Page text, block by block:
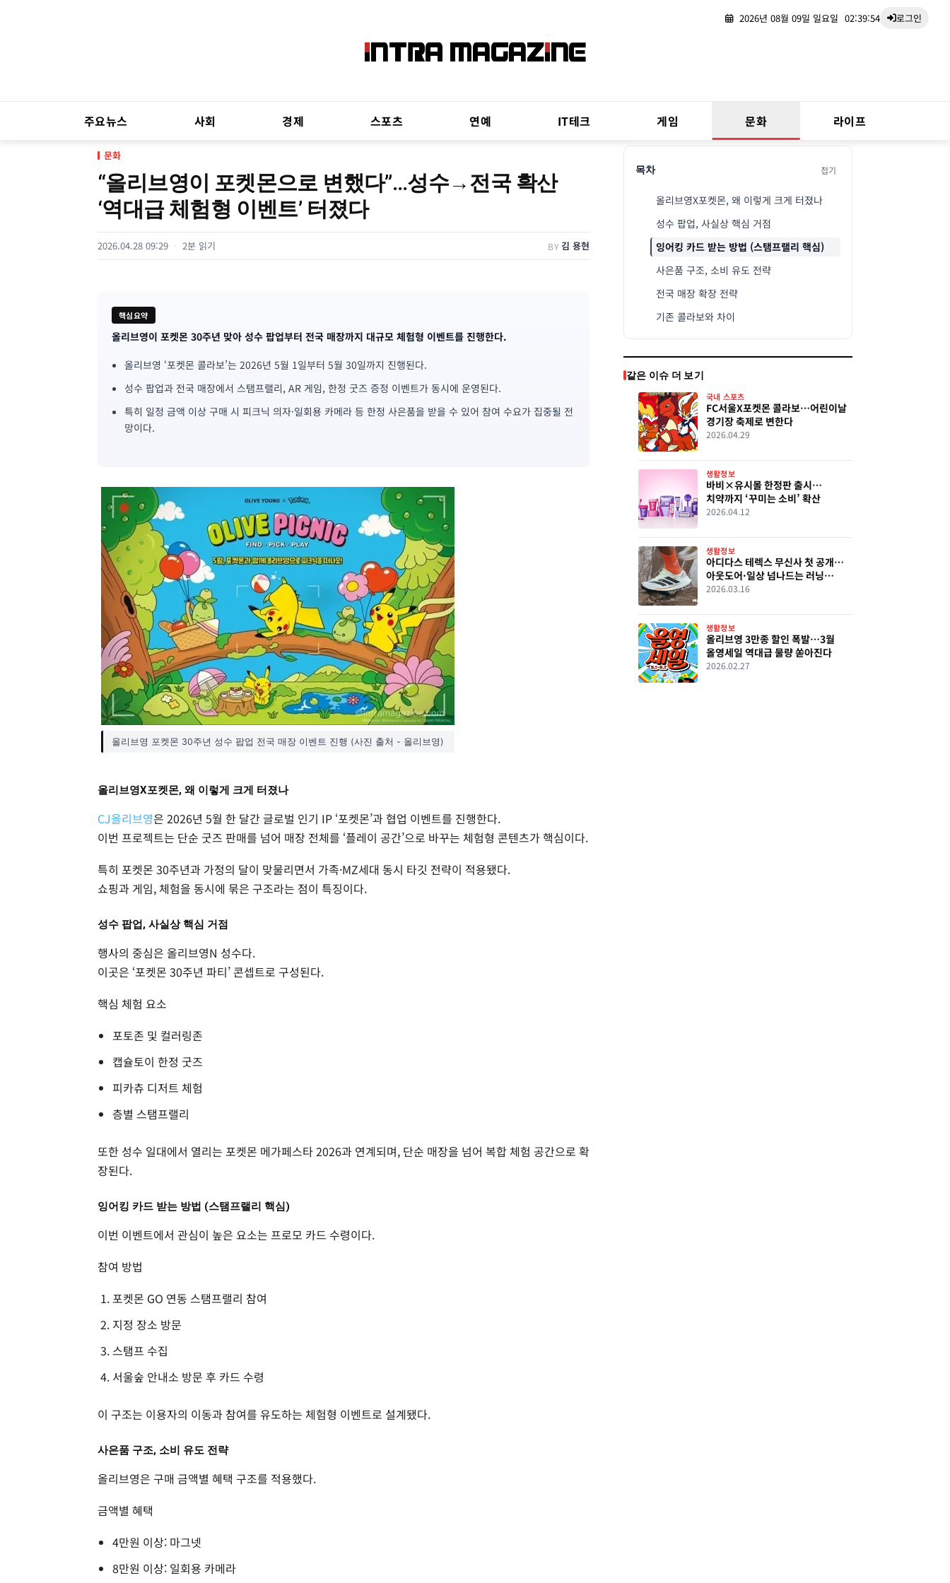
2026년 08월 09일 일요일 02:39:55 로그인
주요뉴스 사회 경제 스포츠 연예 IT테크 게임 문화 라이프
문화
“올리브영이 포켓몬으로 변했다”…성수→전국 확산
‘역대급 체험형 이벤트’ 터졌다
2026.04.28 09:29 2분 읽기 BY 김 용현
핵심요약
기
사
올리브영이 포켓몬 30주년 맞아 성수 팝업부터 전국 매장까지 대규모 체험형 이벤트를 진행한다.
올리브영 ‘포켓몬 콜라보’는 2026년 5월 1일부터 5월 30일까지 진행된다.
성수 팝업과 전국 매장에서 스탬프랠리, AR 게임, 한정 굿즈 증정 이벤트가 동시에 운영된다.
특히 일정 금액 이상 구매 시 피크닉 의자·일회용 카메라 등 한정 사은품을 받을 수 있어 참여 수요가 집중될 전
망이다.
올리브영 포켓몬 30주년 성수 팝업 전국 매장 이벤트 진행 (사진 출처 - 올리브영)
올리브영X포켓몬, 왜 이렇게 크게 터졌나
CJ올리브영은 2026년 5월 한 달간 글로벌 인기 IP ‘포켓몬’과 협업 이벤트를 진행한다.
이번 프로젝트는 단순 굿즈 판매를 넘어 매장 전체를 ‘플레이 공간’으로 바꾸는 체험형 콘텐츠가 핵심이다.
특히 포켓몬 30주년과 가정의 달이 맞물리면서 가족·MZ세대 동시 타깃 전략이 적용됐다.
쇼핑과 게임, 체험을 동시에 묶은 구조라는 점이 특징이다.
성수 팝업, 사실상 핵심 거점
행사의 중심은 올리브영N 성수다.
이곳은 ‘포켓몬 30주년 파티’ 콘셉트로 구성된다.
핵심 체험 요소
포토존 및 컬러링존
캡슐토이 한정 굿즈
피카츄 디저트 체험
층별 스탬프랠리
또한 성수 일대에서 열리는 포켓몬 메가페스타 2026과 연계되며, 단순 매장을 넘어 복합 체험 공간으로 확
장된다.
잉어킹 카드 받는 방법 (스탬프랠리 핵심)
이번 이벤트에서 관심이 높은 요소는 프로모 카드 수령이다.
참여 방법
포켓몬 GO 연동 스탬프랠리 참여
지정 장소 방문
스탬프 수집
서울숲 안내소 방문 후 카드 수령
이 구조는 이용자의 이동과 참여를 유도하는 체험형 이벤트로 설계됐다.
사은품 구조, 소비 유도 전략
올리브영은 구매 금액별 혜택 구조를 적용했다.
금액별 혜택
4만원 이상: 마그넷
8만원 이상: 일회용 카메라
목차 접기
올리브영X포켓몬, 왜 이렇게 크게 터졌나
성수 팝업, 사실상 핵심 거점
잉어킹 카드 받는 방법 (스탬프랠리 핵심)
사은품 구조, 소비 유도 전략
전국 매장 확장 전략
기존 콜라보와 차이
같은 이슈 더 보기
국내 스포츠
FC서울X포켓몬 콜라보…어린이날
경기장 축제로 변한다
2026.04.29
생활정보
바비×유시몰 한정판 출시…
치약까지 ‘꾸미는 소비’ 확산
2026.04.12
생활정보
아디다스 테렉스 무신사 첫 공개…
아웃도어·일상 넘나드는 러닝
스타일 제안
2026.03.16
생활정보
올리브영 3만종 할인 폭발…3월
올영세일 역대급 물량 쏟아진다
2026.02.27